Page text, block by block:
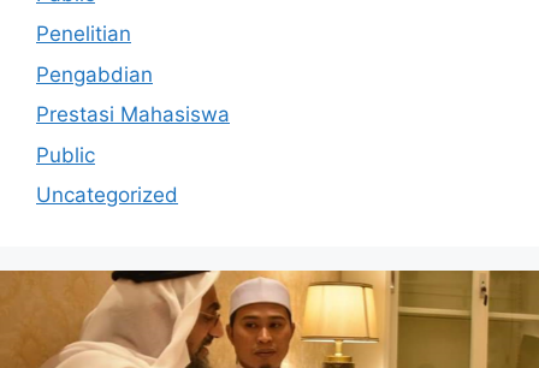
Penelitian
Pengabdian
Prestasi Mahasiswa
Public
Uncategorized